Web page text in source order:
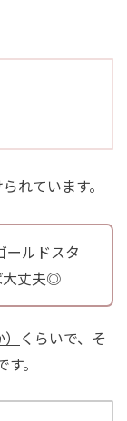
れています。
ールドスタ
大丈夫◎
くらいで、そ
。